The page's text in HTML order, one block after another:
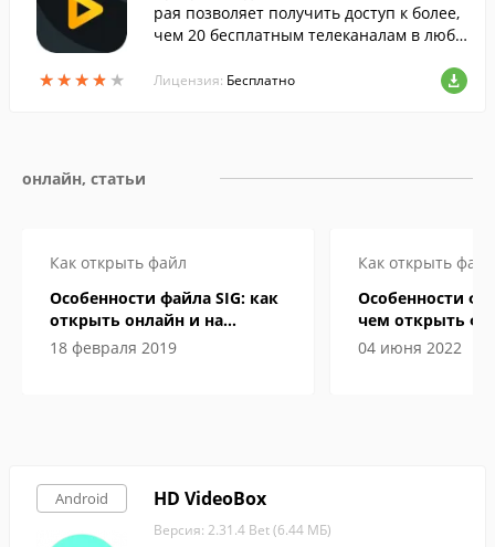
★★★★ ★
★★★★ ★
рая позволяет получить доступ к более,
чем 20 бесплатным телеканалам в любо
го смартфона или планшета.
Лицензия: Бесплатно
онлайн, статьи
Как открыть файл
Особенности файла SIG: как
открыть онлайн и на
компьютере
18 февраля 2019
Как открыть файл
Особенности
чем открыть
электронной
04 июня 2022
Android HD VideoBox
Версия: 2.31.4 Bet (6.44 МБ)